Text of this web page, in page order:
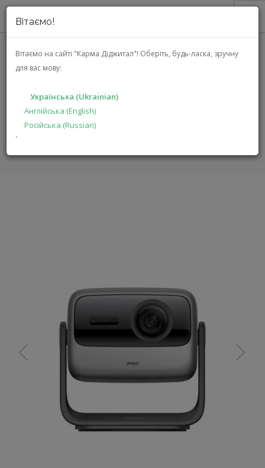
Вітаємо!
Вітаємо на сайті "Карма Діджитал"! Оберіть, будь-ласка, зручну
для вас мову:
Українська (Ukrainian)
Англійська (English)
Російська (Russian)
`
ПРО НАС
АКЦІЇ
РІШЕННЯ
ВИРОБНИКАМ
ГОЛОВНА КАТАЛОГ